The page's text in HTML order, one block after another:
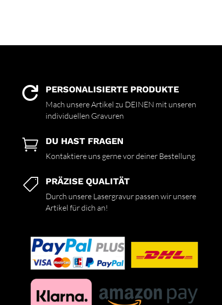
 PERSONALISIERTE PRODUKTE
Mach unsere Artikel zu DEINEN mit unseren
individuellen Gravuren
 DU HAST FRAGEN
Kontaktiere uns gerne vor deiner Bestellung
 PRÄZISE QUALITÄT
Durch unsere Lasergravur passen wir unsere
Artikel für dich an!